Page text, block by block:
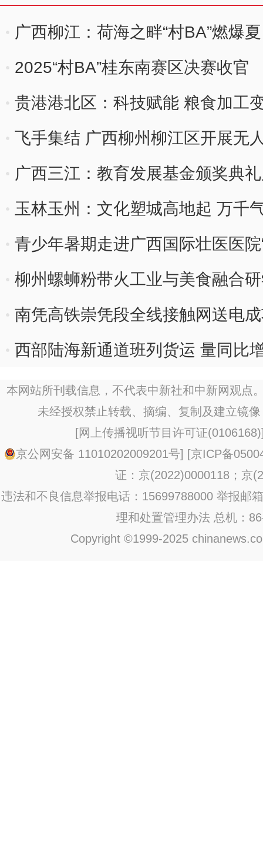
广西柳江：荷海之畔“村BA”燃爆
2025“村BA”桂东南赛区决赛收官
贵港港北区：科技赋能 粮食加工
飞手集结 广西柳州柳江区开展无
广西三江：教育发展基金颁奖典
玉林玉州：文化塑城高地起 万千
青少年暑期走进广西国际壮医医院
柳州螺蛳粉带火工业与美食融合
南凭高铁崇凭段全线接触网送电
西部陆海新通道班列货运 量同比
本网站所刊载信息，不代表中新社和中新网观点
未经授权禁止转载、摘编、复制及建立镜
[网上传播视听节目许可证(0106168)
京公网安备 11010202009201号] [京ICP备
证：京(2022)0000118；京
违法和不良信息举报电话：15699788000 举报邮
理和处置管理办法 总机：
Copyright ©1999-2025